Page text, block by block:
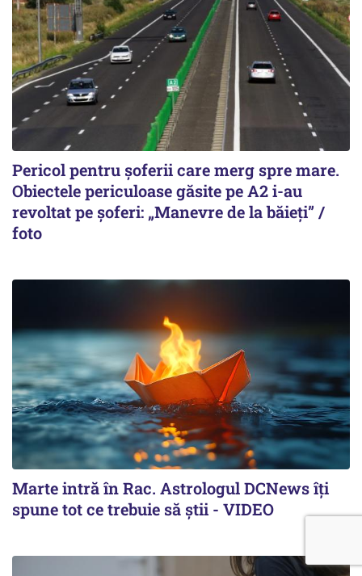
Pericol pentru șoferii care merg spre mare.
Obiectele periculoase găsite pe A2 i-au
revoltat pe șoferi: „Manevre de la băieți” /
foto
Marte intră în Rac. Astrologul DCNews îți
spune tot ce trebuie să știi - VIDEO